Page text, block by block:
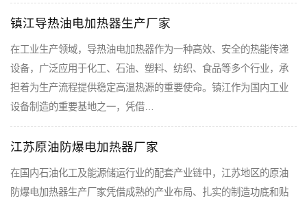
镇江导热油电加热器生产厂家
在工业生产领域，导热油电加热器作为一种高效、安全的热能传递
设备，广泛应用于化工、石油、塑料、纺织、食品等多个行业，承
担着为生产流程提供稳定高温热源的重要使命。镇江作为国内工业
设备制造的重要基地之一，凭借…
江苏原油防爆电加热器厂家
在国内石油化工及能源储运行业的配套产业链中，江苏地区的原油
防爆电加热器生产厂家凭借成熟的产业布局、扎实的制造功底和贴